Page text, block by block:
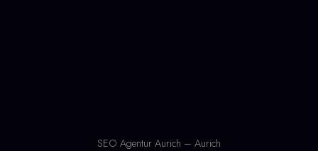
SEO Agentur Aurich – Aurich